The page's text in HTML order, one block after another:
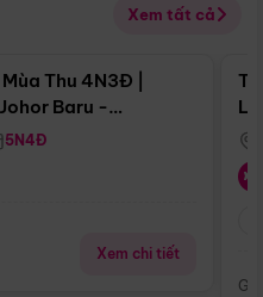
Xem tất cả
Điểm nổi bật
Thu 4N3Đ |
Baru -
5N4Đ
Xem chi tiết